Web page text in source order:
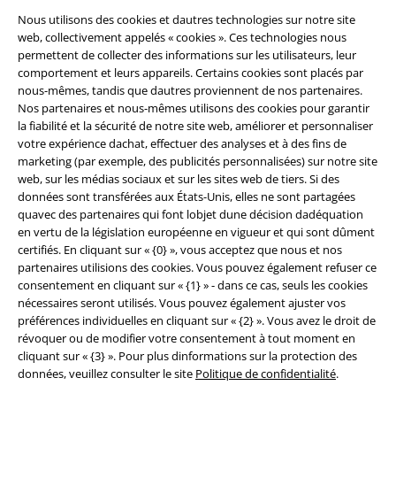
Nous utilisons des cookies et dautres technologies sur notre site
web, collectivement appelés « cookies ». Ces technologies nous
permettent de collecter des informations sur les utilisateurs, leur
comportement et leurs appareils. Certains cookies sont placés par
nous-mêmes, tandis que dautres proviennent de nos partenaires.
Nos partenaires et nous-mêmes utilisons des cookies pour garantir
la fiabilité et la sécurité de notre site web, améliorer et personnaliser
votre expérience dachat, effectuer des analyses et à des fins de
marketing (par exemple, des publicités personnalisées) sur notre site
web, sur les médias sociaux et sur les sites web de tiers. Si des
données sont transférées aux États-Unis, elles ne sont partagées
quavec des partenaires qui font lobjet dune décision dadéquation
en vertu de la législation européenne en vigueur et qui sont dûment
certifiés. En cliquant sur « {0} », vous acceptez que nous et nos
partenaires utilisions des cookies. Vous pouvez également refuser ce
consentement en cliquant sur « {1} » - dans ce cas, seuls les cookies
nécessaires seront utilisés. Vous pouvez également ajuster vos
préférences individuelles en cliquant sur « {2} ». Vous avez le droit de
révoquer ou de modifier votre consentement à tout moment en
cliquant sur « {3} ». Pour plus dinformations sur la protection des
données, veuillez consulter le site Politique de confidentialité.
Légal
Conditions générales
Éditeur
Clauses de confidentialité
Élimination des déchets et protection de l'environnement
Déclaration de Conformité
Informations sur l'accessibilité